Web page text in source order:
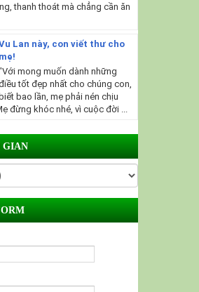
thanh thoát mà chẳng cần ăn
Lan này, con viết thư cho
mẹ!
mong muốn dành những
tốt đẹp nhất cho chúng con,
bao lần, mẹ phải nén chịu
đừng khóc nhé, vì cuộc đời ...
GIAN